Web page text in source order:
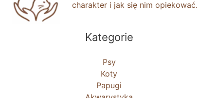
charakter i jak się nim opiekować.
Kategorie
Psy
Koty
Papugi